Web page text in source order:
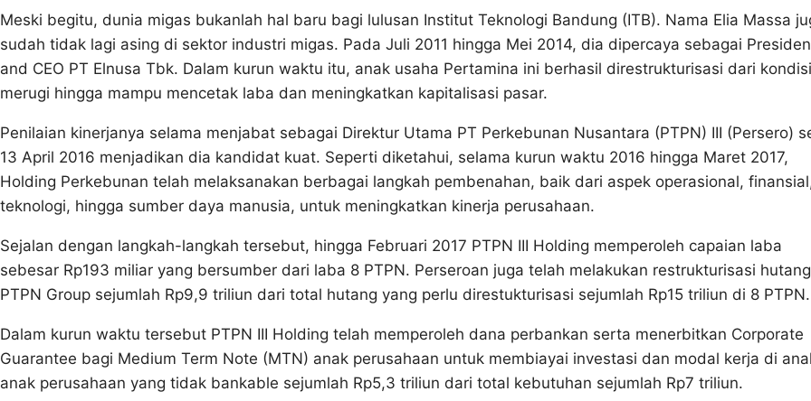
Meski begitu, dunia migas bukanlah hal baru bagi lulusan Institut Teknologi Bandung (ITB). Nama Elia Massa
sudah tidak lagi asing di sektor industri migas. Pada Juli 2011 hingga Mei 2014, dia dipercaya sebagai
and CEO PT Elnusa Tbk. Dalam kurun waktu itu, anak usaha Pertamina ini berhasil direstrukturisasi dari kondisi
merugi hingga mampu mencetak laba dan meningkatkan kapitalisasi pasar.
Penilaian kinerjanya selama menjabat sebagai Direktur Utama PT Perkebunan Nusantara (PTPN) III (Persero)
13 April 2016 menjadikan dia kandidat kuat. Seperti diketahui, selama kurun waktu 2016 hingga Maret 2017,
Holding Perkebunan telah melaksanakan berbagai langkah pembenahan, baik dari aspek operasional,
teknologi, hingga sumber daya manusia, untuk meningkatkan kinerja perusahaan.
Sejalan dengan langkah-langkah tersebut, hingga Februari 2017 PTPN III Holding memperoleh capaian laba
sebesar Rp193 miliar yang bersumber dari laba 8 PTPN. Perseroan juga telah melakukan restrukturisasi hutang
PTPN Group sejumlah Rp9,9 triliun dari total hutang yang perlu direstukturisasi sejumlah Rp15 triliun di 8 PTPN.
Dalam kurun waktu tersebut PTPN III Holding telah memperoleh dana perbankan serta menerbitkan Corporate
Guarantee bagi Medium Term Note (MTN) anak perusahaan untuk membiayai investasi dan modal kerja di
anak perusahaan yang tidak bankable sejumlah Rp5,3 triliun dari total kebutuhan sejumlah Rp7 triliun.